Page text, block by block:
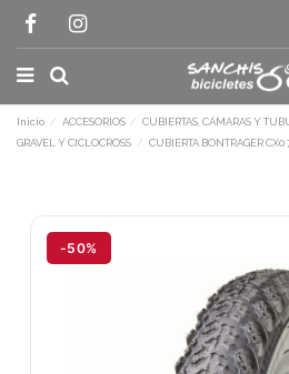
Inicio ACCESORIOS CUBIERTAS, CÁMARAS Y
GRAVEL Y CICLOCROSS
CUBIERTA BONTRAGER
-50%